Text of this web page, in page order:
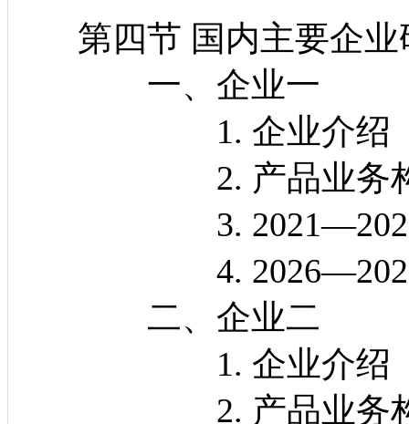
第四节 国内主要企业
一、企业一
1. 企业介绍
2. 产品业务构
3. 2021—2025年
4. 2026—2028年
二、企业二
1. 企业介绍
2. 产品业务构